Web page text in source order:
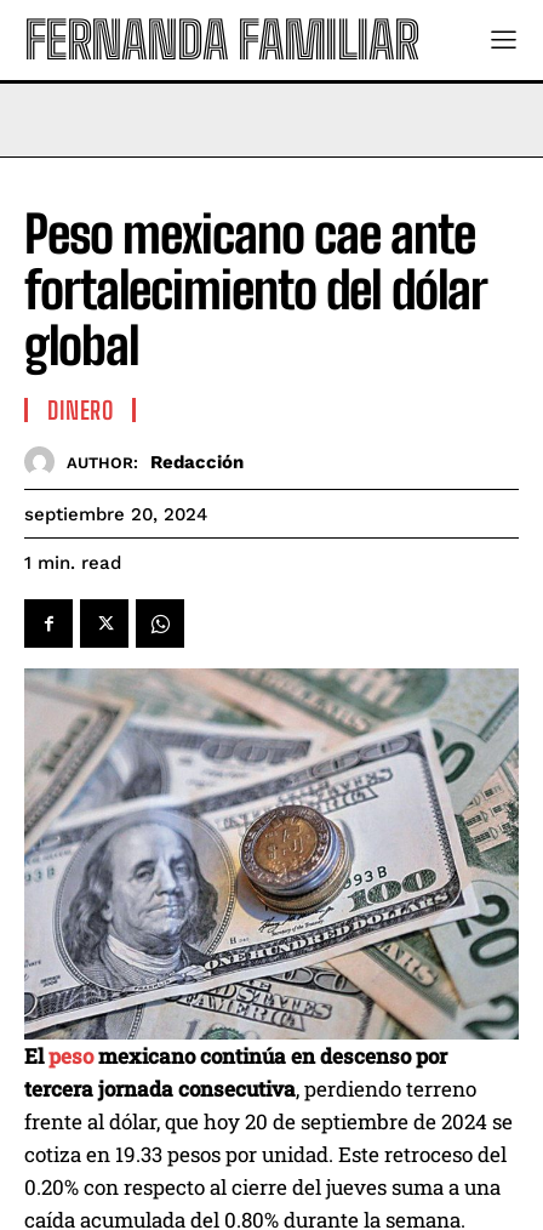
FERNANDA FAMILIAR
Peso mexicano cae ante
fortalecimiento del dólar
global
DINERO
AUTHOR: Redacción
septiembre 20, 2024
1 min. read
Elpesomexicano continúa en descenso por
tercera jornada consecutiva, perdiendo terreno
frente al dólar, que hoy 20 de septiembre de 2024 se
cotiza en 19.33 pesos por unidad. Este retroceso del
0.20% con respecto al cierre del jueves suma a una
caída acumulada del 0.80% durante la semana.